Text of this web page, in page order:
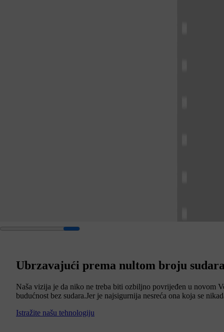
Ubrzavajući prema nultom broju
Naša vizija je da niko ne treba biti ozbiljno povrijeđen u novom
budućnost bez sudara.Jer je najsigurnija nesreća ona koja se
Istražite našu tehnologiju